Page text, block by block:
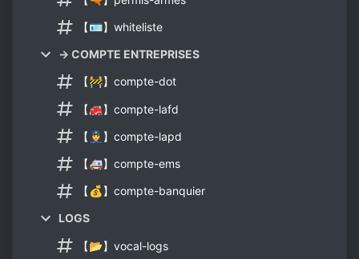
【🪪】whiteliste
→ COMPTE ENTREPRISES
【🚧】compte-dot
【🚒】compte-lafd
【👮】compte-lapd
【🚑】compte-ems
【💰】compte-banquier
LOGS
【📂】vocal-logs